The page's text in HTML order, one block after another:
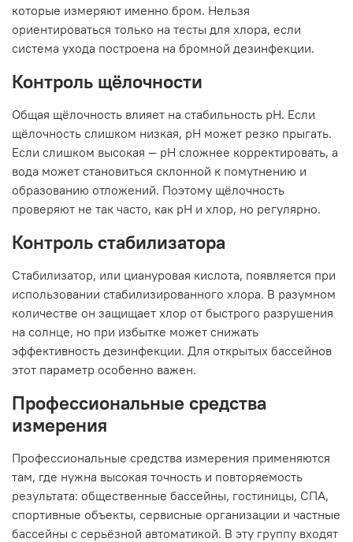
которые измеряют именно бром. Нельзя
ориентироваться только на тесты для хлора, если
система ухода построена на бромной дезинфекции.
Контроль щёлочности
Общая щёлочность влияет на стабильность pH. Если
щёлочность слишком низкая, pH может резко прыгать.
Если слишком высокая — pH сложнее корректировать, а
вода может становиться склонной к помутнению и
образованию отложений. Поэтому щёлочность
проверяют не так часто, как pH и хлор, но регулярно.
Контроль стабилизатора
Стабилизатор, или циануровая кислота, появляется при
использовании стабилизированного хлора. В разумном
количестве он защищает хлор от быстрого разрушения
на солнце, но при избытке может снижать
эффективность дезинфекции. Для открытых бассейнов
этот параметр особенно важен.
Профессиональные средства
измерения
Профессиональные средства измерения применяются
там, где нужна высокая точность и повторяемость
результата: общественные бассейны, гостиницы, СПА,
спортивные объекты, сервисные организации и частные
бассейны с серьёзной автоматикой. В эту группу входят